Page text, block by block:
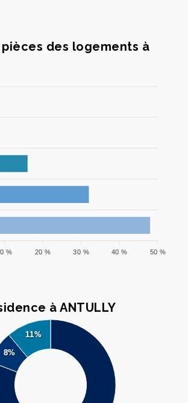
des logements à
50 %
40 %
30 %
20 %
%
à ANTULLY
8%
11%